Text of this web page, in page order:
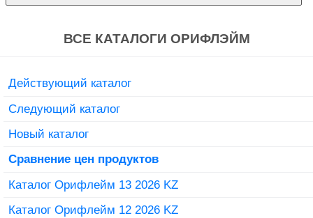
ВСЕ КАТАЛОГИ ОРИФЛЭЙМ
Действующий каталог
Следующий каталог
Новый каталог
Сравнение цен продуктов
Каталог Орифлейм 13 2026 KZ
Каталог Орифлейм 12 2026 KZ